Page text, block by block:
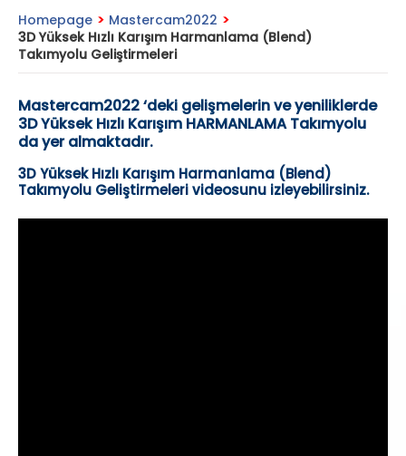
Homepage > Mastercam2022 >
3D Yüksek Hızlı Karışım Harmanlama (Blend)
Takımyolu Geliştirmeleri
Mastercam2022 ‘deki gelişmelerin ve yeniliklerde
3D Yüksek Hızlı Karışım HARMANLAMA Takımyolu
da yer almaktadır.
3D Yüksek Hızlı Karışım Harmanlama (Blend)
Takımyolu Geliştirmeleri videosunu izleyebilirsiniz.